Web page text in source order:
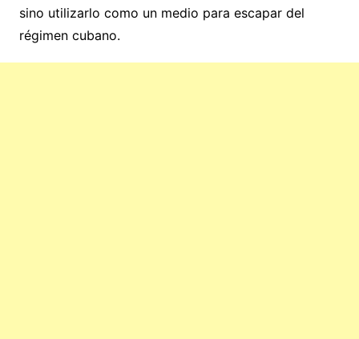
sino utilizarlo como un medio para escapar del
régimen cubano.